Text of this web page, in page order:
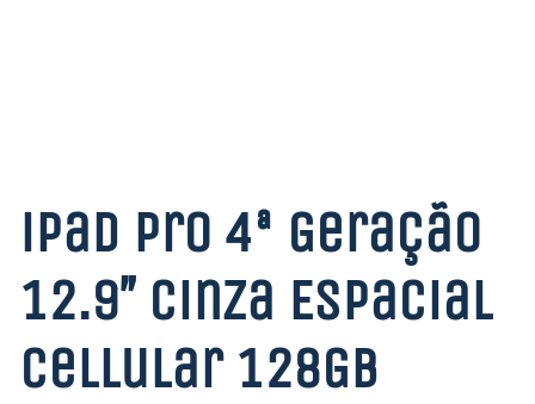
iPad Pro 4ª Geração
12.9″ Cinza Espacial
Cellular 128GB